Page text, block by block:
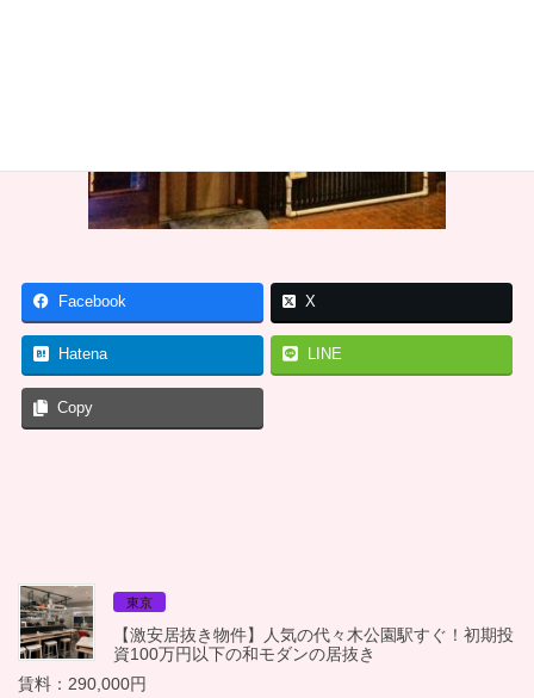
Facebook X
Hatena LINE
Copy
東京
【激安居抜き物件】人気の代々木公園駅すぐ！初期投
資100万円以下の和モダンの居抜き
賃料：290,000円